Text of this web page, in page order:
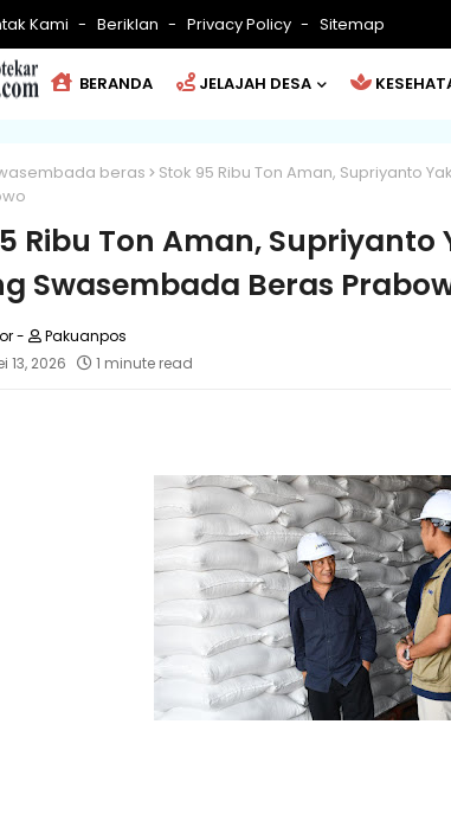
Kami Beriklan Privacy Policy Sitemap
BERANDA JELAJAH DESA
beras
Stok 95 Ribu Ton Aman, Supriyanto
Ribu Ton Aman,
Swasembada Beras
Pakuanpos
13, 2026
1 minute read